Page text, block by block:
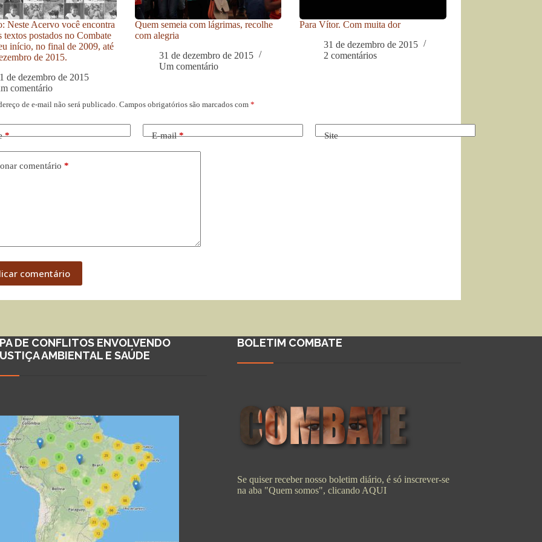
Neste Acervo você encontra
textos postados no Combate
início, no final de 2009, até
de 2015.
de dezembro de 2015
Quem semeia com lágrimas, recolhe
com alegria
31 de dezembro de 2015
Um comentário
Para Vítor. Com muita dor
31 de dezembro de 2015
2 comentários
comentário
de e-mail não será publicado. Campos obrigatórios são marcados com *
* E-mail* Site
comentário *
comentário
DE CONFLITOS ENVOLVENDO
AMBIENTAL E SAÚDE
BOLETIM COMBATE
Se quiser receber nosso boletim diário, é só inscrever-se
na aba "Quem somos", clicando AQUI